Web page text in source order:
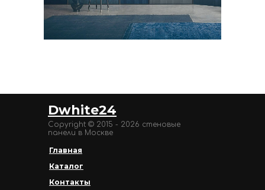
Главная
Каталог
Контакты
Copyright © 2015 - 2026 стеновые
панели в Москве
Dwhite24